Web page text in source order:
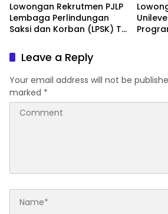
Lowongan Rekrutmen PJLP
Lembaga Perlindungan
Saksi dan Korban (LPSK) TA
Leave a Reply
Your email address will not be
marked *